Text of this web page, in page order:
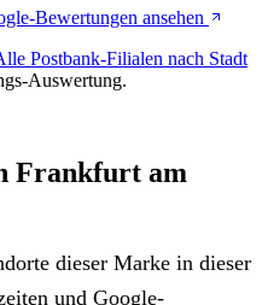
Bewertungen ansehen
Postbank-Filialen nach Stadt
Auswertung.
Frankfurt am
dieser Marke in dieser
und Google-